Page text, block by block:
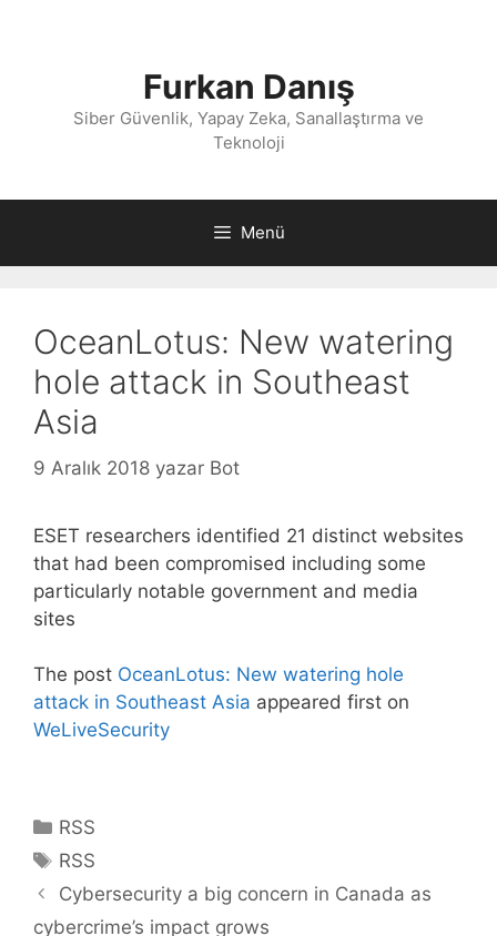
Furkan Danış
Siber Güvenlik, Yapay Zeka, Sanallaştırma ve
Teknoloji
Menü
OceanLotus: New watering
hole attack in Southeast
Asia
9 Aralık 2018 yazar Bot
ESET researchers identified 21 distinct websites
that had been compromised including some
particularly notable government and media
sites
The post OceanLotus: New watering hole
attack in Southeast Asia appeared first on
WeLiveSecurity
Kategoriler
RSS
Etiketler
RSS
Cybersecurity a big concern in Canada as
cybercrime’s impact grows